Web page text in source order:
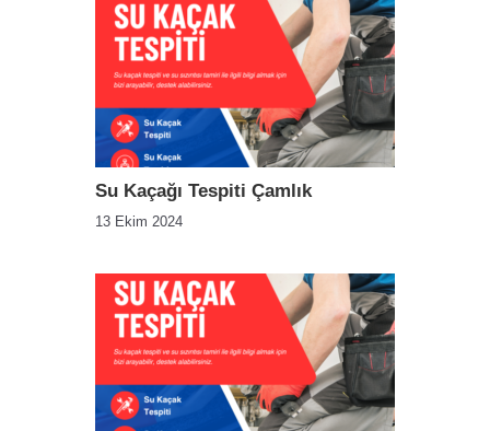
Su Kaçağı Tespiti Çamlık
13 Ekim 2024